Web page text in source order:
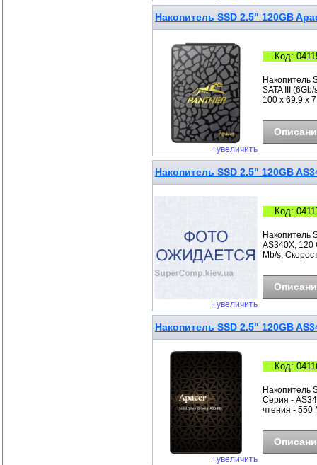
Накопитель SSD 2.5" 120GB
+увеличить
Код:
Накопитель
SATA III
100 x 69.9 x
Накопитель SSD 2.5" 120GB
+увеличить
Код:
Накопитель
AS340X, 120
Mb/s,
Накопитель SSD 2.5" 120GB
+увеличить
Код:
Накопитель
Серия -
чтения - 550